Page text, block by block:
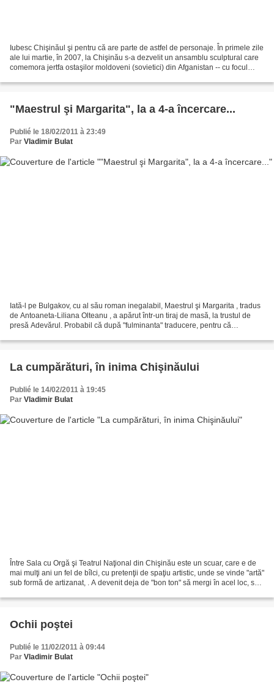
Iubesc Chişinăul şi pentru că are parte de astfel de personaje. În primele zile
ale lui martie, în 2007, la Chişinău s-a dezvelit un ansamblu sculptural care
comemora jertfa ostaşilor moldoveni (sovietici) din Afganistan -- cu focul
"Maestrul şi Margarita", la a 4-a încercare...
Publié le 18/02/2011 à 23:49
Par Vladimir Bulat
Iată-l pe Bulgakov, cu al său roman inegalabil, Maestrul şi Margarita , tradus
de Antoaneta-Liliana Olteanu , a apărut într-un tiraj de masă, la trustul de
presă Adevărul. Probabil că după "fulminanta" traducere, pentru că
La cumpărături, în inima Chişinăului
Publié le 14/02/2011 à 19:45
Par Vladimir Bulat
Între Sala cu Orgă şi Teatrul Naţional din Chişinău este un scuar, care e de
mai mulţi ani un fel de bîlci, cu pretenţii de spaţiu artistic, unde se vinde "artă"
sub formă de artizanat, . A devenit deja de "bon ton" să mergi în acel loc, să
Ochii poştei
Publié le 11/02/2011 à 09:44
Par Vladimir Bulat